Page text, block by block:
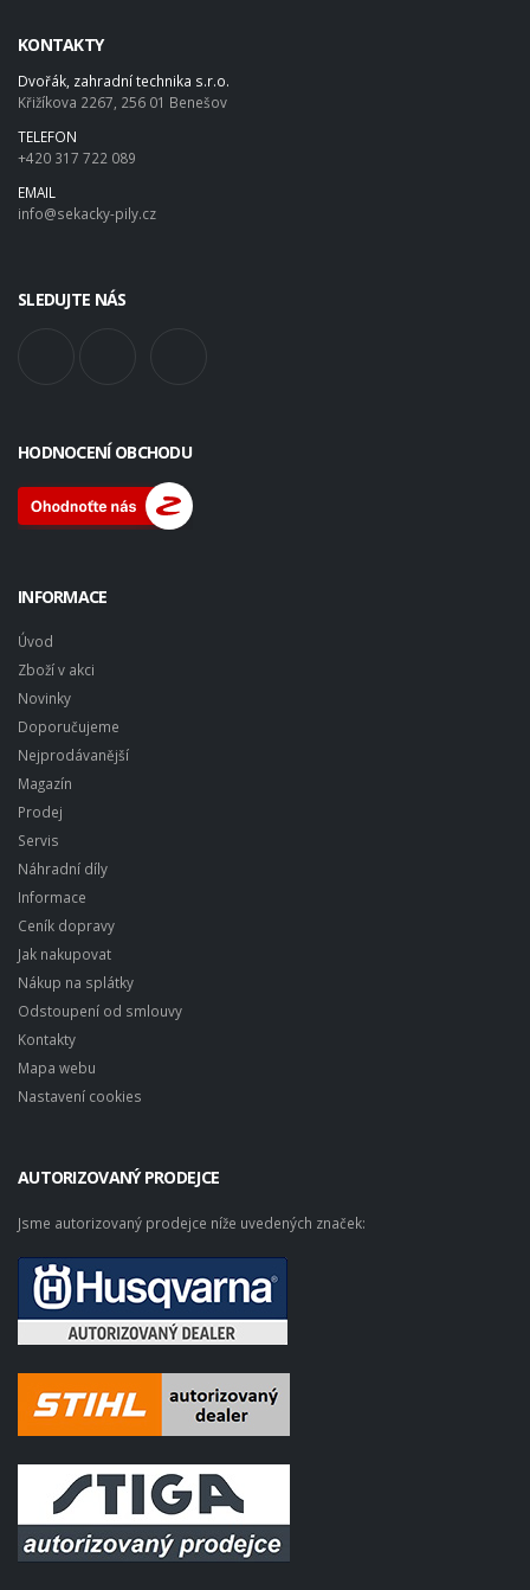
KONTAKTY
Dvořák, zahradní technika s.r.o.
Křižíkova 2267, 256 01 Benešov
TELEFON
+420 317 722 089
EMAIL
info@sekacky-pily.cz
SLEDUJTE NÁS
HODNOCENÍ OBCHODU
INFORMACE
Úvod
Zboží v akci
Novinky
Doporučujeme
Nejprodávanější
Magazín
Prodej
Servis
Náhradní díly
Informace
Ceník dopravy
Jak nakupovat
Nákup na splátky
Odstoupení od smlouvy
Kontakty
Mapa webu
Nastavení cookies
AUTORIZOVANÝ PRODEJCE
Jsme autorizovaný prodejce níže uvedených značek: